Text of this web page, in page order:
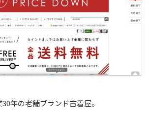
年の老舗ブランド古着屋。